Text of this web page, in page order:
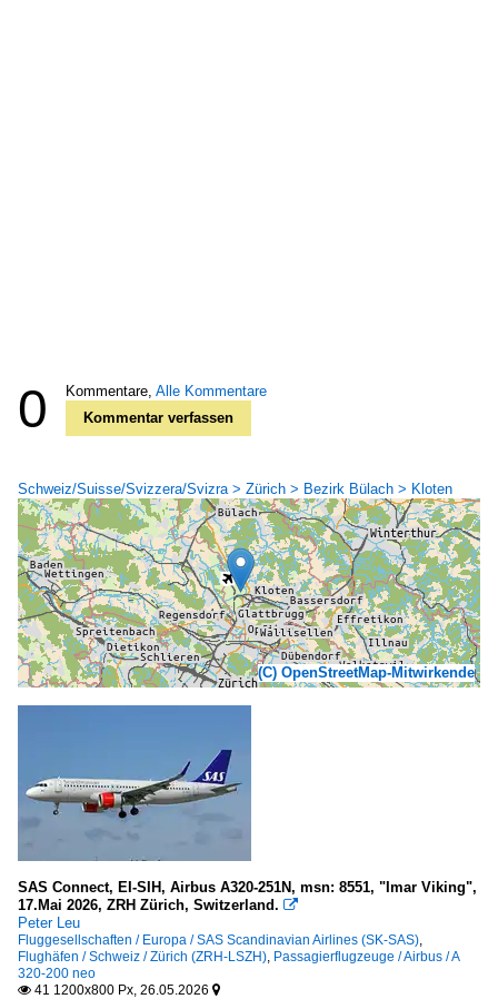
0 Kommentare, Alle Kommentare
Kommentar verfassen
Schweiz/Suisse/Svizzera/Svizra > Zürich > Bezirk Bülach > Kloten
(C) OpenStreetMap-Mitwirkende
SAS Connect, EI-SIH, Airbus A320-251N, msn: 8551, "Imar Viking",
17.Mai 2026, ZRH Zürich, Switzerland. 
Peter Leu
Fluggesellschaften / Europa / SAS Scandinavian Airlines (SK-SAS),
Flughäfen / Schweiz / Zürich (ZRH-LSZH), Passagierflugzeuge / Airbus / A
320-200 neo
 41 1200x800 Px, 26.05.2026 